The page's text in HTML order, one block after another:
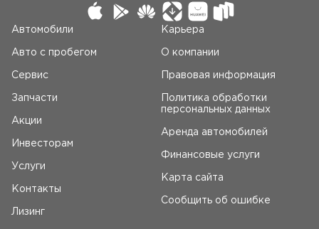
Автомобили
Авто c пробегом
Сервис
Запчасти
Акции
Инвесторам
Услуги
Контакты
Лизинг
Карьера
О компании
Правовая информация
Политика обработки
персональных данных
Аренда автомобилей
Финансовые услуги
Карта сайта
Сообщить об ошибке